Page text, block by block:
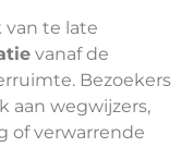
van te late
vanaf de
Bezoekers
aan wegwijzers,
of verwarrende